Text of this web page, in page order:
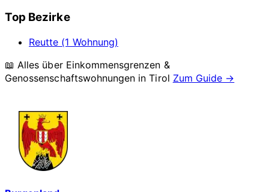
Top Bezirke
Reutte (1 Wohnung)
📖 Alles über Einkommensgrenzen &
Genossenschaftswohnungen inTirol Zum Guide →